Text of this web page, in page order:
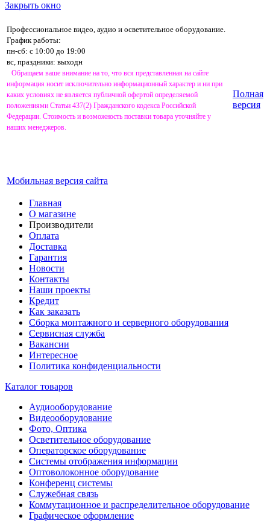
Закрыть окно
Профессиональное видео, аудио и осветительное оборудование.
График работы:
пн-сб: с 10:00 до 19:00
вс, праздники: выходн
Обращаем ваше внимание на то, что вся представленная на сайте
информация носит исключительно информационный характер и ни при
каких условиях не является публичной офертой определяемой
положениями Статьи 437(2) Гражданского кодекса Российской
Федерации. Стоимость и возможность поставки товара уточняйте у
наших менеджеров.
Мобильная версия сайта
Полная
версия
Главная
О магазине
Производители
Оплата
Доставка
Гарантия
Новости
Контакты
Наши проекты
Кредит
Как заказать
Сборка монтажного и серверного оборудования
Сервисная служба
Вакансии
Интересное
Политика конфиденциальности
Каталог товаров
Аудиооборудование
Видеооборудование
Фото, Оптика
Осветительное оборудование
Операторское оборудование
Системы отображения информации
Оптоволоконное оборудование
Конференц системы
Служебная связь
Коммутационное и распределительное оборудование
Графическое оформление